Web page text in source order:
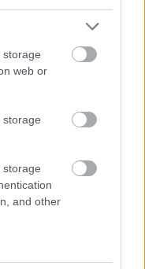
storage
web or
storage
storage
and other